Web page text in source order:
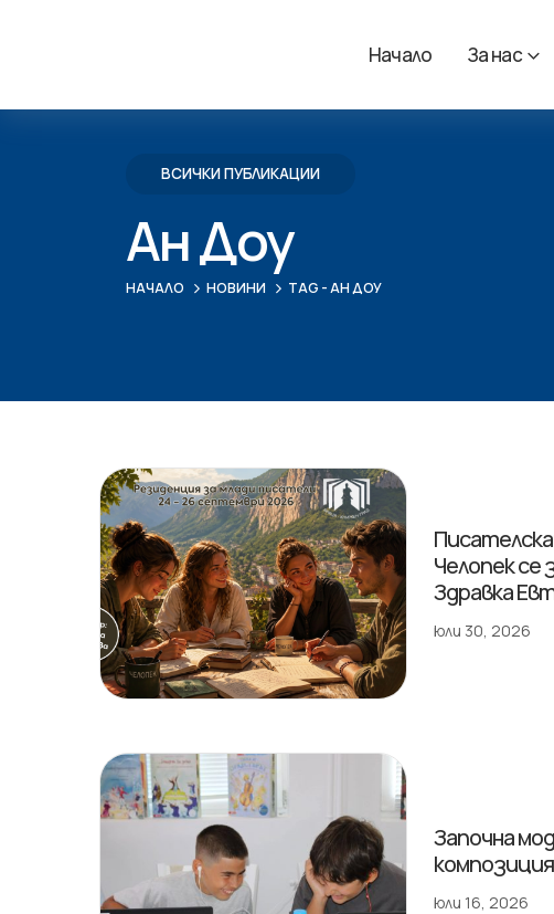
Начало За нас
ВСИЧКИ ПУБЛИКАЦИИ
Ан Доу
НАЧАЛО НОВИНИ TAG -АН ДОУ
Челопек
Здравка
юли 30, 2026
Започна
юли 16, 2026